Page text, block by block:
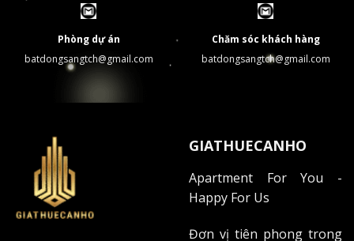
đối tượng khách hàng và ngân sách.
Phương thức thanh toán và chính sách đặt
Khi thuê căn hộ tại Grand Riverside, bạn cần:
Đặt cọc: 2-3 tháng tiền thuê
Thanh toán: 1 tháng tiền thuê trước
Hợp đồng tối thiểu: 12 tháng
Phí môi giới: 1 tháng tiền thuê (nếu có)
Phòng dự án
batdongsangtch@gmail.com
Chăm sóc khách hàng
batdongsangtch@gmail.com
GIATHUECANHO
Apartment For You -
Happy For Us
Đơn vị tiên phong trong